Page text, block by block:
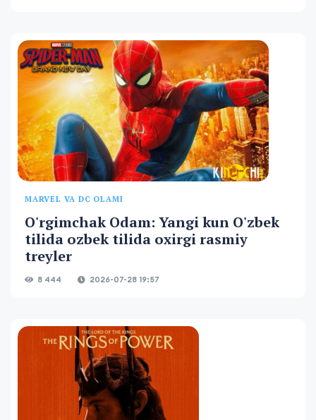
MARVEL VA DC OLAMI
O'rgimchak Odam: Yangi kun O'zbek
tilida ozbek tilida oxirgi rasmiy
treyler
8 444 2026-07-28 19:57